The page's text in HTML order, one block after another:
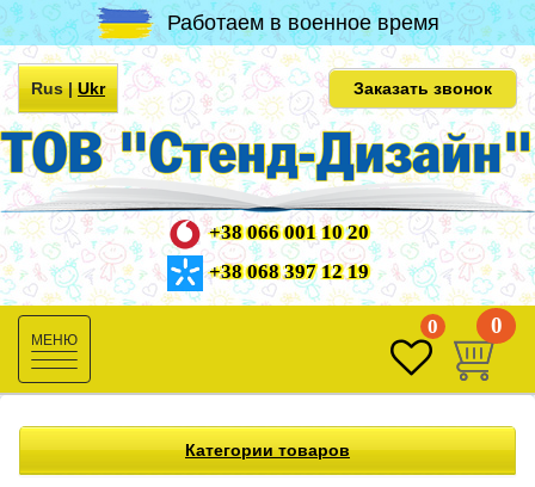
Работаем в военное время
Rus|Ukr Заказать звонок
+38 066 001 10 20
+38 068 397 12 19
Toggle
navigation
0 0
Категории товаров